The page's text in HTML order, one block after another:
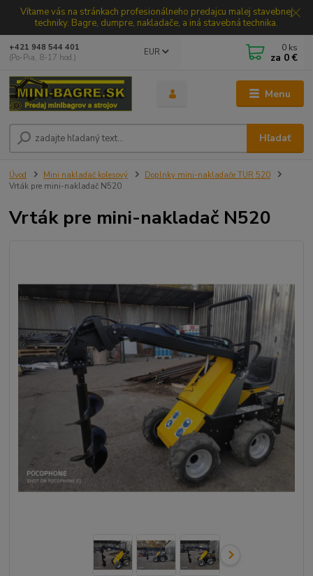
Vítame vás na stránkach profesionálneho predajcu malej stavebnej
techniky. Bagre, dumpre, nakladače, a iná stavebná technika.
Menu
EUR
Hľadať
+421 948 544 401
(Po-Pia, 8-17 hod.)
0 ks
za 0 €
Úvod Mini nakladač kolesový
Doplnky mini-nakladače TUR 520
Vrták pre mini-nakladač N520
Vrták pre mini-nakladač N520